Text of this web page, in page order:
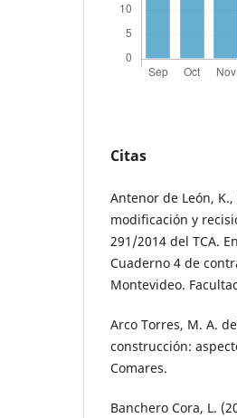
Citas
Antenor de León,
modificación y
291/2014 del TCA.
Cuaderno 4 de
Montevideo.
Arco Torres, M. A.
construcción:
Comares.
Banchero Cora, L.